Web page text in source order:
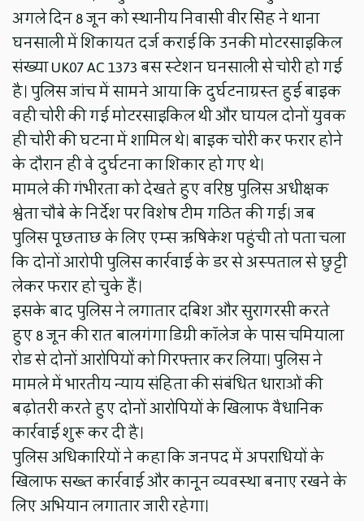
अगले दिन 8 जून को स्थानीय निवासी वीर सिंह ने थाना
घनसाली में शिकायत दर्ज कराई कि उनकी मोटरसाइकिल
संख्या UK07 AC 1373 बस स्टेशन घनसाली से चोरी हो गई
है। पुलिस जांच में सामने आया कि दुर्घटनाग्रस्त हुई बाइक
वही चोरी की गई मोटरसाइकिल थी और घायल दोनों युवक
ही चोरी की घटना में शामिल थे। बाइक चोरी कर फरार होने
के दौरान ही वे दुर्घटना का शिकार हो गए थे।
मामले की गंभीरता को देखते हुए वरिष्ठ पुलिस अधीक्षक
श्वेता चौबे के निर्देश पर विशेष टीम गठित की गई। जब
पुलिस पूछताछ के लिए एम्स ऋषिकेश पहुंची तो पता चला
कि दोनों आरोपी पुलिस कार्रवाई के डर से अस्पताल से छुट्टी
लेकर फरार हो चुके हैं।
इसके बाद पुलिस ने लगातार दबिश और सुरागरसी करते
हुए 8 जून की रात बालगंगा डिग्री कॉलेज के पास चमियाला
रोड से दोनों आरोपियों को गिरफ्तार कर लिया। पुलिस ने
मामले में भारतीय न्याय संहिता की संबंधित धाराओं की
बढ़ोतरी करते हुए दोनों आरोपियों के खिलाफ वैधानिक
कार्रवाई शुरू कर दी है।
पुलिस अधिकारियों ने कहा कि जनपद में अपराधियों के
खिलाफ सख्त कार्रवाई और कानून व्यवस्था बनाए रखने के
लिए अभियान लगातार जारी रहेगा।